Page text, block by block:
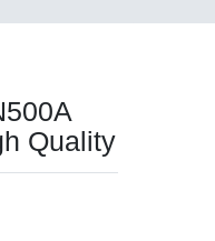
Quality